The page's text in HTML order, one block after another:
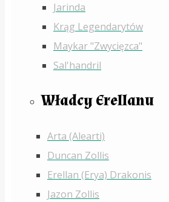
Jarinda
Krąg Legendarytów
Maykar "Zwycięzca"
Sal'handril
Władcy Erellanu
Arta (Alearti)
Duncan Zollis
Erellan (Erya) Drakonis
Jazon Zollis